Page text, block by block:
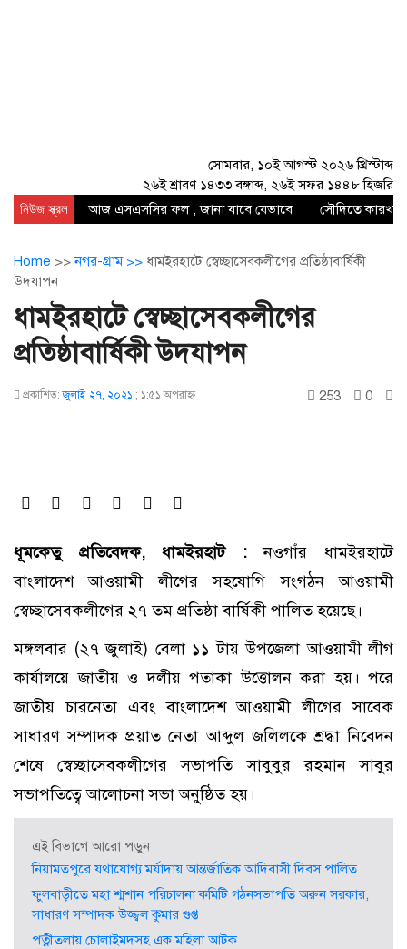
সোমবার, ১০ই আগস্ট ২০২৬ খ্রিস্টাব্দ
২৬ই শ্রাবণ ১৪৩৩ বঙ্গাব্দ, ২৬ই সফর ১৪৪৮ হিজরি
নিউজ স্ক্রল আজ এসএসসির ফল , জানা যাবে যেভাবে সৌদিতে
Home >>নগর-গ্রাম >> ধামইরহাটে স্বেচ্ছাসেবকলীগের প্রতিষ্ঠাবার্ষিকী
উদযাপন
ধামইরহাটে স্বেচ্ছাসেবকলীগের
প্রতিষ্ঠাবার্ষিকী উদযাপন
প্রকাশিত:জুলাই ২৭, ২০২১ ; ১:৫১ অপরাহ্ণ 253 0
ধূমকেতু প্রতিবেদক, ধামইরহাট :নওগাঁর ধামইরহাটে
বাংলাদেশ আওয়ামী লীগের সহযোগি সংগঠন আওয়ামী
স্বেচ্ছাসেবকলীগের ২৭ তম প্রতিষ্ঠা বার্ষিকী পালিত হয়েছে।
মঙ্গলবার (২৭ জুলাই) বেলা ১১ টায় উপজেলা আওয়ামী লীগ
কার্যালয়ে জাতীয় ও দলীয় পতাকা উত্তোলন করা হয়। পরে
জাতীয় চারনেতা এবং বাংলাদেশ আওয়ামী লীগের সাবেক
সাধারণ সম্পাদক প্রয়াত নেতা আব্দুল জলিলকে শ্রদ্ধা নিবেদন
শেষে স্বেচ্ছাসেবকলীগের সভাপতি সাবুবুর রহমান সাবুর
সভাপতিত্বে আলোচনা সভা অনুষ্ঠিত হয়।
এই বিভাগে আরো পড়ুন
নিয়ামতপুরে যথাযোগ্য মর্যাদায় আন্তর্জাতিক আদিবাসী দিবস পালিত
ফুলবাড়ীতে মহা শ্মশান পরিচালনা কমিটি গঠনসভাপতি অরুন সরকার,
সাধারণ সম্পাদক উজ্জ্বল কুমার গুপ্ত
পত্নীতলায় চোলাইমদসহ এক মহিলা আটক